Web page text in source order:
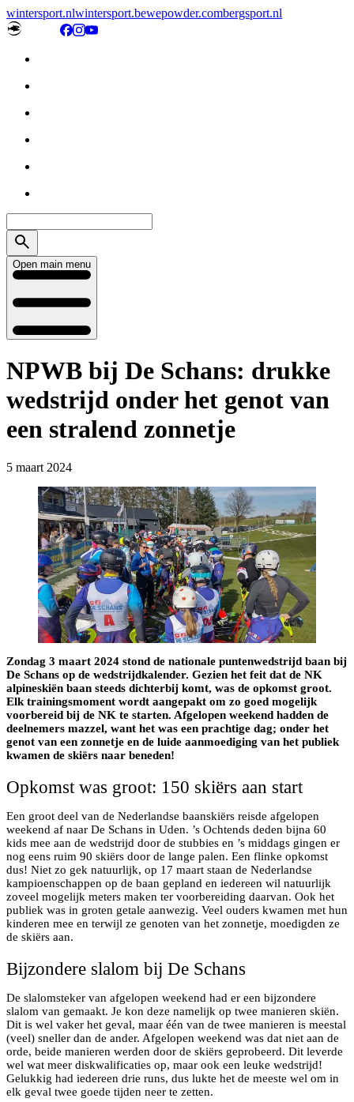
wintersport.nlwintersport.bewepowder.combergsport.nl
Open main menu
NPWB bij De Schans: drukke
wedstrijd onder het genot van
een stralend zonnetje
5 maart 2024
Zondag 3 maart 2024 stond de nationale puntenwedstrijd baan bij
De Schans op de wedstrijdkalender. Gezien het feit dat de NK
alpineskiën baan steeds dichterbij komt, was de opkomst groot.
Elk trainingsmoment wordt aangepakt om zo goed mogelijk
voorbereid bij de NK te starten. Afgelopen weekend hadden de
deelnemers mazzel, want het was een prachtige dag; onder het
genot van een zonnetje en de luide aanmoediging van het publiek
kwamen de skiërs naar beneden!
Opkomst was groot: 150 skiërs aan start
Een groot deel van de Nederlandse baanskiërs reisde afgelopen
weekend af naar De Schans in Uden. ’s Ochtends deden bijna 60
kids mee aan de wedstrijd door de stubbies en ’s middags gingen er
nog eens ruim 90 skiërs door de lange palen. Een flinke opkomst
dus! Niet zo gek natuurlijk, op 17 maart staan de Nederlandse
kampioenschappen op de baan gepland en iedereen wil natuurlijk
zoveel mogelijk meters maken ter voorbereiding daarvan. Ook het
publiek was in groten getale aanwezig. Veel ouders kwamen met hun
kinderen mee en terwijl ze genoten van het zonnetje, moedigden ze
de skiërs aan.
Bijzondere slalom bij De Schans
De slalomsteker van afgelopen weekend had er een bijzondere
slalom van gemaakt. Je kon deze namelijk op twee manieren skiën.
Dit is wel vaker het geval, maar één van de twee manieren is meestal
(veel) sneller dan de ander. Afgelopen weekend was dat niet aan de
orde, beide manieren werden door de skiërs geprobeerd. Dit leverde
wel wat meer diskwalificaties op, maar ook een leuke wedstrijd!
Gelukkig had iedereen drie runs, dus lukte het de meeste wel om in
elk geval twee goede tijden neer te zetten.